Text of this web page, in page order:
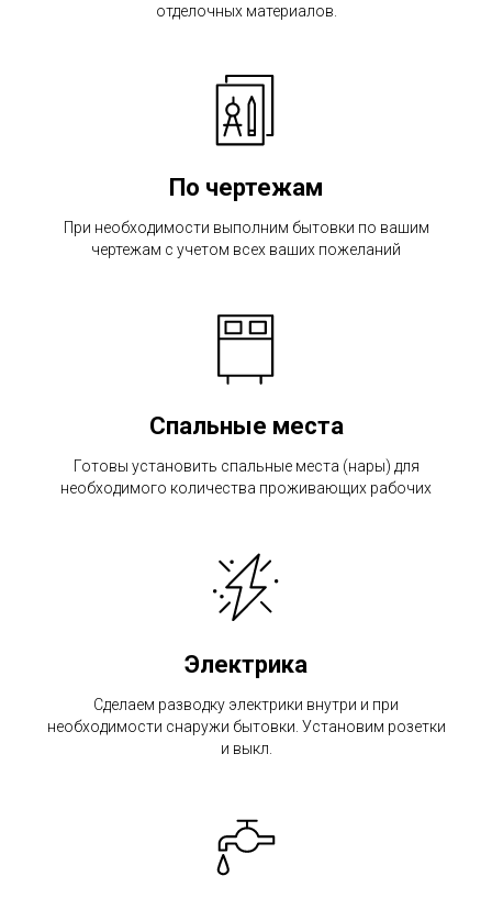
отделочных материалов.
По чертежам
При необходимости выполним бытовки по вашим
чертежам с учетом всех ваших пожеланий
Спальные места
Готовы установить спальные места (нары) для
необходимого количества проживающих рабочих
Электрика
Сделаем разводку электрики внутри и при
необходимости снаружи бытовки. Установим розетки
и выкл.